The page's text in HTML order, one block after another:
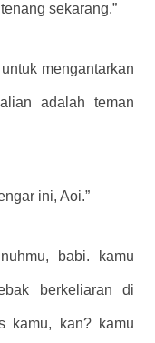
sekarang.”
mengantarkan
adalah teman
ini, Aoi.”
babi. kamu
berkeliaran di
kamu, kan? kamu